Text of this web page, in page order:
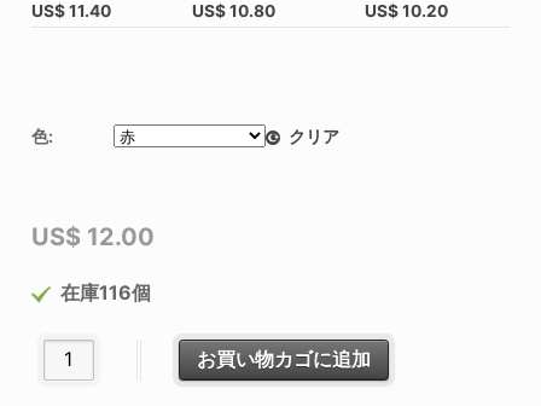
US$11.40 US$10.80 US$10.20
色: クリア
US$ 12.00
在庫116個
カーディストリーｘカリグラフィー (数量限定販売)個
お買い物カゴに追加